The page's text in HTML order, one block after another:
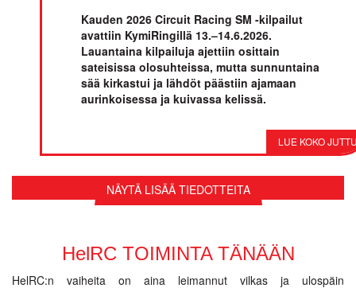
Kauden 2026 Circuit Racing SM -kilpailut
avattiin KymiRingillä 13.–14.6.2026.
Lauantaina kilpailuja ajettiin osittain
sateisissa olosuhteissa, mutta sunnuntaina
sää kirkastui ja lähdöt päästiin ajamaan
aurinkoisessa ja kuivassa kelissä.
NÄYTÄ LISÄÄ TIEDOTTEITA
HelRC TOIMINTA TÄNÄÄN
HelRC:n vaiheita on aina leimannut vilkas ja ulospäin